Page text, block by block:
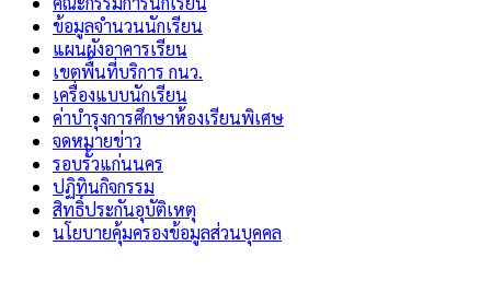
ข้อมูลจำนวนนักเรียน
แผนผังอาคารเรียน
เขตพื้นที่บริการ กนว.
เครื่องแบบนักเรียน
ค่าบำรุงการศึกษาห้องเรียนพิเศษ
จดหมายข่าว
รอบรั้วแก่นนคร
ปฏิทินกิจกรรม
สิทธิ์ประกันอุบัติเหตุ
นโยบายคุ้มครองข้อมูลส่วนบุคคล